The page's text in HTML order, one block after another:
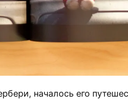
началось его